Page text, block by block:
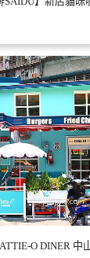
O DINER